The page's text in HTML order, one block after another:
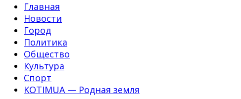
Главная
Новости
Город
Политика
Общество
Культура
Спорт
KOTIMUA — Родная земля